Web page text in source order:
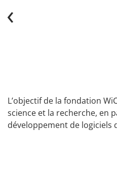
‹
L’objectif de la fondation
science et la recherche, en
développement de logiciels